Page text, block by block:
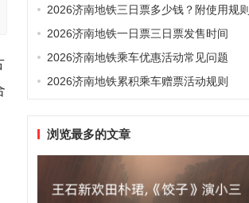
2026济南地铁三日票多少钱？附使用规则
2026济南地铁一日票三日票发售时间
2026济南地铁乘车优惠活动常见问题
2026济南地铁累积乘车赠票活动规则
浏览最多的文章